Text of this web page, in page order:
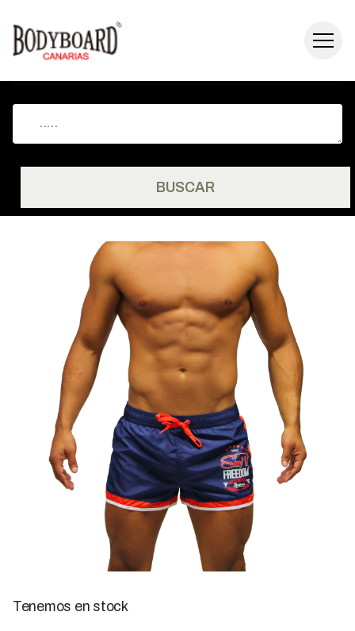
BUSCAR
Tenemos en stock